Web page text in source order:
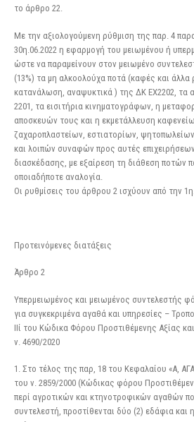
το άρθρο 22.
Με την αξιολογούμενη ρύθμιση της παρ. 4
30η.06.2022 η εφαρμογή του μειωμένου ή
ώστε να παραμείνουν στον μειωμένο
(13%) τα μη αλκοολούχα ποτά (καφές και
κατανάλωση, αναψυκτικά ) της ΔΚ ΕΧ2202, τα
2201, τα εισιτήρια κινηματογράφων, η
αποσκευών τους και η εκμετάλλευση
ζαχαροπλαστείων, εστιατορίων,
και λοιπών συναφών προς αυτές
διασκέδασης, με εξαίρεση τη διάθεση ποτών
οποιαδήποτε αναλογία.
Οι ρυθμίσεις του άρθρου 2 ισχύουν από την
Προτεινόμενες διατάξεις
Άρθρο 2
Υπερμειωμένος και μειωμένος συντελεστής
για συγκεκριμένα αγαθά και υπηρεσίες –
ΙΙί του Κώδικα Φόρου Προστιθέμενης Αξίας
ν. 4690/2020
1. Στο τέλος της παρ, 18 του Κεφαλαίου «Α,
του ν. 2859/2000 (Κώδικας φόρου
περί αγροτικών και κτηνοτροφικών αγαθών
συντελεστή, προστίθενται δύο (2) εδάφια